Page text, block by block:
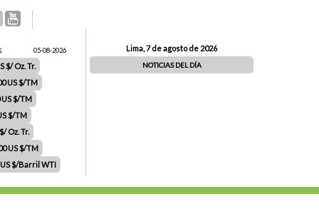
05-08-2026
$/ Oz. Tr.
US $/TM
US $/TM
$/TM
Oz. Tr.
US $/TM
$/Barril WTI
Lima, 7 de agosto de 2026
NOTICIAS DEL DÍA